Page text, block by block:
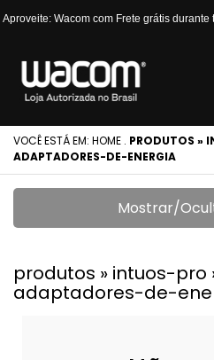
Aproveite: Wacom com Frete grátis
VOCÊ ESTÁ EM: HOME . PRODUTOS »
ADAPTADORES-DE-ENERGIA
Mostrar/
produtos » intuos-pro
adaptadores-de-